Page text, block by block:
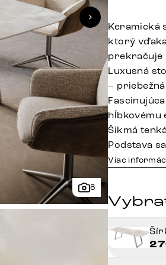
8
Keramická
ktorý
prekračuje
Luxusná
–
hĺbkovému
Šikmá
Podstava
Viac